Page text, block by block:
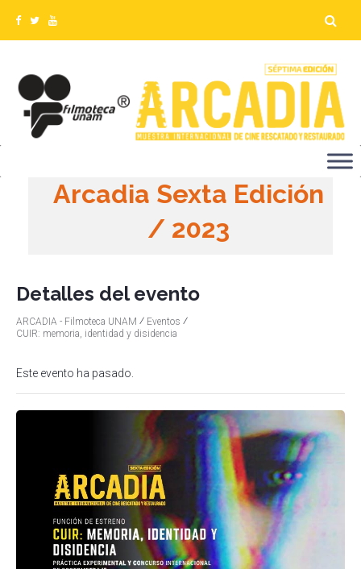
Arcadia Sexta Edición
/ 2023
Detalles del evento
ARCADIA - Filmoteca UNAM ⁄ Eventos ⁄
CUIR: memoria, identidad y disidencia
Este evento ha pasado.